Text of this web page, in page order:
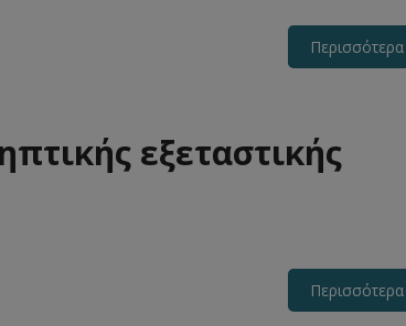
Περισσότερα
εξεταστικής
Περισσότερα